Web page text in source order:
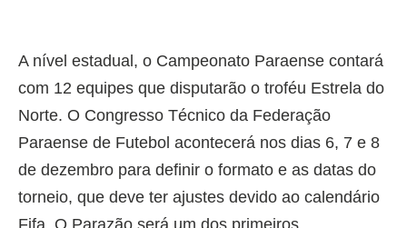
A nível estadual, o Campeonato Paraense contará
com 12 equipes que disputarão o troféu Estrela do
Norte. O Congresso Técnico da Federação
Paraense de Futebol acontecerá nos dias 6, 7 e 8
de dezembro para definir o formato e as datas do
torneio, que deve ter ajustes devido ao calendário
Fifa. O Parazão será um dos primeiros